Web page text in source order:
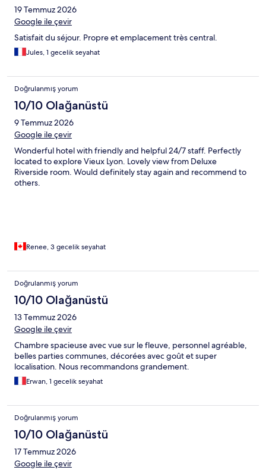
19 Temmuz 2026
Google ile çevir
Satisfait du séjour. Propre et emplacement très central.
Jules, 1 gecelik seyahat
Doğrulanmış yorum
10/10 Olağanüstü
9 Temmuz 2026
Google ile çevir
Wonderful hotel with friendly and helpful 24/7 staff. Perfectly
located to explore Vieux Lyon. Lovely view from Deluxe
Riverside room. Would definitely stay again and recommend to
others.
Renee, 3 gecelik seyahat
Doğrulanmış yorum
10/10 Olağanüstü
13 Temmuz 2026
Google ile çevir
Chambre spacieuse avec vue sur le fleuve, personnel agréable,
belles parties communes, décorées avec goût et super
localisation. Nous recommandons grandement.
Erwan, 1 gecelik seyahat
Doğrulanmış yorum
10/10 Olağanüstü
17 Temmuz 2026
Google ile çevir